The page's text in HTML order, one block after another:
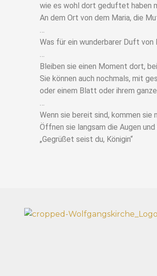
wie es wohl dort geduftet haben
An dem Ort von dem Maria, die
Was für ein wunderbarer Duft
Bleiben sie einen Moment dort,
Sie können auch nochmals, mit
oder einem Blatt oder ihrem
Wenn sie bereit sind, kommen sie
Öffnen sie langsam die Augen
„Gegrüßet seist du, Königin“